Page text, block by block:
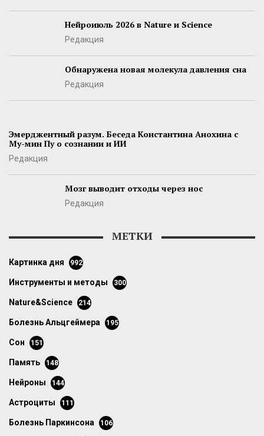
Нейроиюль 2026 в Nature и Science
Редакция
Обнаружена новая молекула давления сна
Редакция
Эмерджентный разум. Беседа Константина Анохина с
Му-мин Пу о сознании и ИИ
Редакция
Мозг выводит отходы через нос
Редакция
МЕТКИ
картинка дня 992
инструменты и методы 300
Nature&Science 214
болезнь Альцгеймера 195
сон 151
память 148
нейроны 144
астроциты 111
болезнь Паркинсона 106